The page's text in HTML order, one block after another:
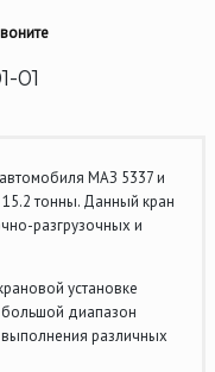
01
МАЗ 5337 и
тонны. Данный кран
разгрузочных и
установке
диапазон
различных